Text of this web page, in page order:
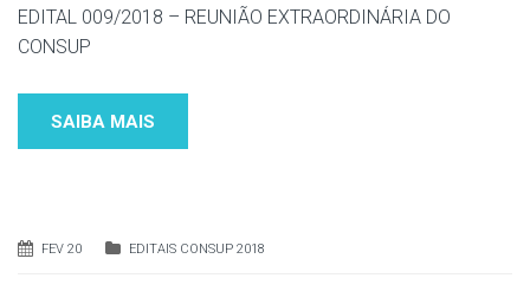
EDITAL 009/2018 – REUNIÃO EXTRAORDINÁRIA DO
CONSUP
SAIBA MAIS
FEV 20 EDITAIS CONSUP 2018